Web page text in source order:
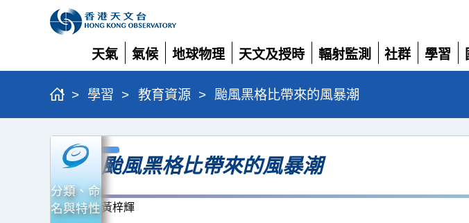
天氣
展
開
氣候
展
開
地球物理
展
開
天文及授時
展
開
輻射監測
展
開
社群
展
學習
展
> 學習 > 教育資源 > 颱風黑格比帶來的風暴潮
颱
風
黑
格
分類、命
名與特性
颱風黑格比帶來的風暴潮
黃梓輝